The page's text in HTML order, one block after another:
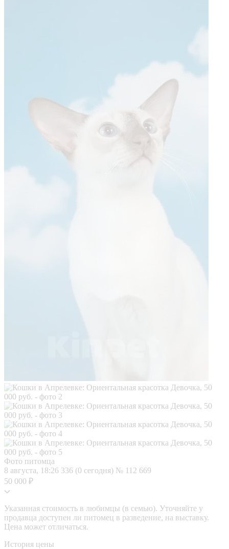
Фото питомца
8 августа, 18:26 336 (0 сегодня) № 112 669
50 000 ₽
Указанная стоимость в любимцы (в семью). Уточняйте у
продавца доступен ли питомец в разведение, на выставку.
Цена может отличаться.
История цены